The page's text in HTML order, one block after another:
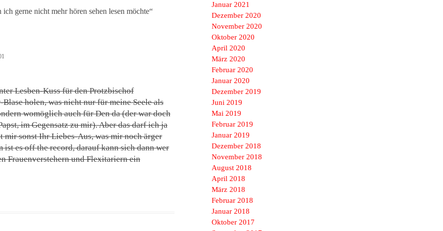
ich gerne nicht mehr hören sehen lesen möchte“
Lesben-Kuss für den Protzbischof
holen, was nicht nur für meine Seele als
womöglich auch für Den da (der war doch
im Gegensatz zu mir). Aber das darf ich ja
mir sonst Ihr Liebes-Aus, was mir noch ärger
es off the record, darauf kann sich dann wer
Frauenverstehern und Flexitariern ein
Januar 2021
Dezember 2020
November 2020
Oktober 2020
April 2020
März 2020
Februar 2020
Januar 2020
Dezember 2019
Juni 2019
Mai 2019
Februar 2019
Januar 2019
Dezember 2018
November 2018
August 2018
April 2018
März 2018
Februar 2018
Januar 2018
Oktober 2017